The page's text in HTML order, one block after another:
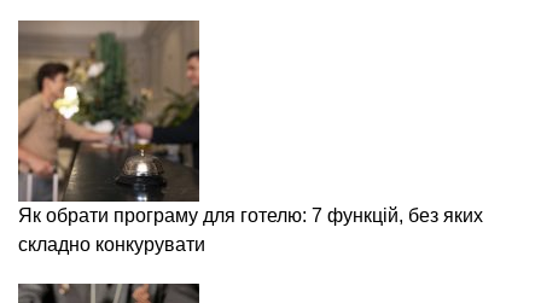
Як обрати програму для готелю: 7 функцій, без яких
складно конкурувати